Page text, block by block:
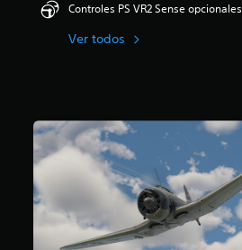
Controles PS VR2 Sense opcionales
Ver todos